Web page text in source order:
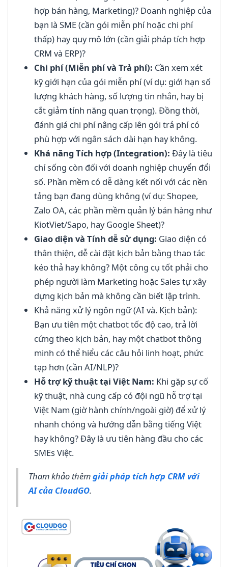
hợp bán hàng, Marketing)? Doanh nghiệp của
bạn là SME (cần gói miễn phí hoặc chi phí
thấp) hay quy mô lớn (cần giải pháp tích hợp
CRM và ERP)?
Chi phí (Miễn phí và Trả phí): Cần xem xét
kỹ giới hạn của gói miễn phí (ví dụ: giới hạn số
lượng khách hàng, số lượng tin nhắn, hay bị
cắt giảm tính năng quan trọng). Đồng thời,
đánh giá chi phí nâng cấp lên gói trả phí có
phù hợp với ngân sách dài hạn hay không.
Khả năng Tích hợp (Integration): Đây là tiêu
chí sống còn đối với doanh nghiệp chuyển đổi
số. Phần mềm có dễ dàng kết nối với các nền
tảng bạn đang dùng không (ví dụ: Shopee,
Zalo OA, các phần mềm quản lý bán hàng như
KiotViet/Sapo, hay Google Sheet)?
Giao diện và Tính dễ sử dụng: Giao diện có
thân thiện, dễ cài đặt kịch bản bằng thao tác
kéo thả hay không? Một công cụ tốt phải cho
phép người làm Marketing hoặc Sales tự xây
dựng kịch bản mà không cần biết lập trình.
Khả năng xử lý ngôn ngữ (AI và. Kịch bản):
Bạn ưu tiên một chatbot tốc độ cao, trả lời
cứng theo kịch bản, hay một chatbot thông
minh có thể hiểu các câu hỏi linh hoạt, phức
tạp hơn (cần AI/NLP)?
Hỗ trợ kỹ thuật tại Việt Nam: Khi gặp sự cố
kỹ thuật, nhà cung cấp có đội ngũ hỗ trợ tại
Việt Nam (giờ hành chính/ngoài giờ) để xử lý
nhanh chóng và hướng dẫn bằng tiếng Việt
hay không? Đây là ưu tiên hàng đầu cho các
SMEs Việt.
Tham khảo thêmgiải pháp tích hợp CRM với
AI của CloudGO.